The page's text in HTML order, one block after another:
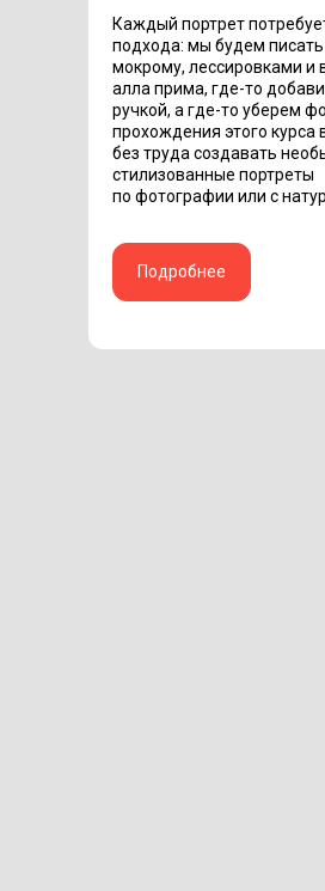
Каждый портрет
подхода: мы будем
мокрому, лессировками и
алла прима, где-то
ручкой, а где-то уберем
прохождения этого курса
без труда создавать
стилизованные портреты
по фотографии или с
Подробнее